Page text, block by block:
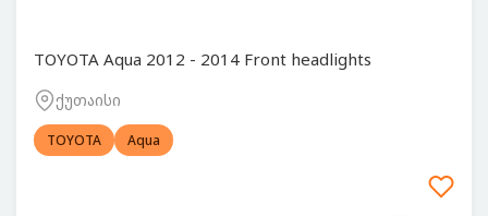
TOYOTA Aqua 2012 - 2014 Front headlights
ქუთაისი
TOYOTA Aqua